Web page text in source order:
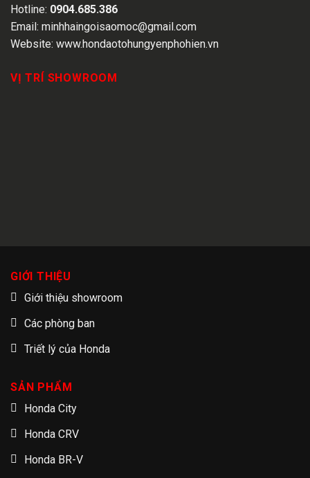
Hotline: 0904.685.386
Email: minhhaingoisaomoc@gmail.com
Website: www.hondaotohungyenphohien.vn
VỊ TRÍ SHOWROOM
GIỚI THIỆU
Giới thiệu showroom
Các phòng ban
Triết lý của Honda
SẢN PHẨM
Honda City
Honda CRV
Honda BR-V